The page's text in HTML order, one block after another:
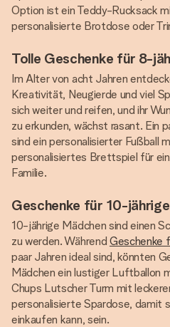
Option ist ein Teddy-Rucksack
personalisierte Brotdose oder
Tolle Geschenke für 8-
Im Alter von acht Jahren
Kreativität, Neugierde und viel
sich weiter und reifen, und ihr
zu erkunden, wächst rasant. Ein
sind ein personalisierter Fußball
personalisiertes Brettspiel für
Familie.
Geschenke für 10-
10-jährige Mädchen sind einen
zu werden. Während Geschenke
paar Jahren ideal sind, könnten
Mädchen ein lustiger Luftballon
Chups Lutscher Turm mit
personalisierte Spardose, damit
einkaufen kann, sein.